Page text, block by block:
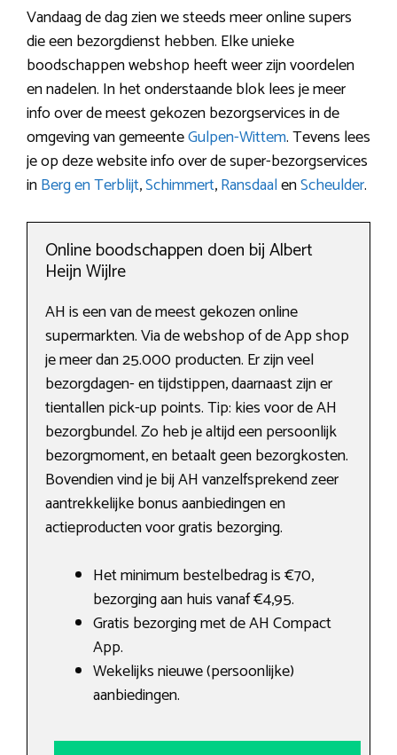
Vandaag de dag zien we steeds meer online supers
die een bezorgdienst hebben. Elke unieke
boodschappen webshop heeft weer zijn voordelen
en nadelen. In het onderstaande blok lees je meer
info over de meest gekozen bezorgservices in de
omgeving van gemeenteGulpen-Wittem. Tevens lees
je op deze website info over de super-bezorgservices
inBerg en Terblijt,Schimmert,RansdaalenScheulder.
Online boodschappen doen bij Albert
Heijn Wijlre
AH is een van de meest gekozen online
supermarkten. Via de webshop of de App shop
je meer dan 25.000 producten. Er zijn veel
bezorgdagen- en tijdstippen, daarnaast zijn er
tientallen pick-up points. Tip: kies voor de AH
bezorgbundel. Zo heb je altijd een persoonlijk
bezorgmoment, en betaalt geen bezorgkosten.
Bovendien vind je bij AH vanzelfsprekend zeer
aantrekkelijke bonus aanbiedingen en
actieproducten voor gratis bezorging.
Het minimum bestelbedrag is €70,
bezorging aan huis vanaf €4,95.
Gratis bezorging met de AH Compact
App.
Wekelijks nieuwe (persoonlijke)
aanbiedingen.